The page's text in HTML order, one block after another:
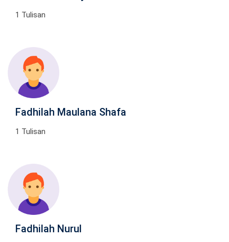
1 Tulisan
Fadhilah Maulana Shafa
1 Tulisan
Fadhilah Nurul